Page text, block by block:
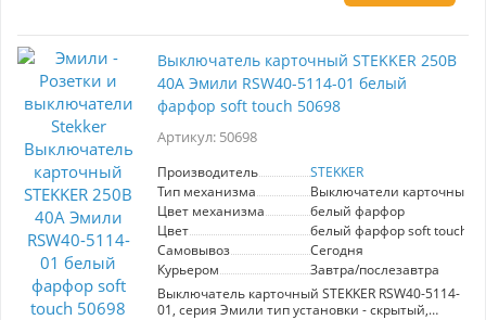
Выключатель карточный STEKKER 250В
40А Эмили RSW40-5114-01 белый
фарфор soft touch 50698
Артикул: 50698
Производитель
STEKKER
Тип механизма
Выключатели карточные
Цвет механизма
белый фарфор
Цвет
белый фарфор soft touch
Самовывоз
Сегодня
Курьером
Завтра/послезавтра
Выключатель карточный STEKKER RSW40-5114-
01, серия Эмили тип установки - скрытый,